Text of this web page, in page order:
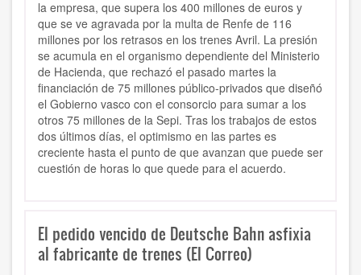
la empresa, que supera los 400 millones de euros y
que se ve agravada por la multa de Renfe de 116
millones por los retrasos en los trenes Avril. La presión
se acumula en el organismo dependiente del Ministerio
de Hacienda, que rechazó el pasado martes la
financiación de 75 millones público-privados que diseñó
el Gobierno vasco con el consorcio para sumar a los
otros 75 millones de la Sepi. Tras los trabajos de estos
dos últimos días, el optimismo en las partes es
creciente hasta el punto de que avanzan que puede ser
cuestión de horas lo que quede para el acuerdo.
El pedido vencido de Deutsche Bahn asfixia
al fabricante de trenes (El Correo)